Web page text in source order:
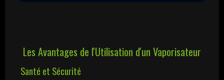
Les Avantages de l'Utilisation d'un Vaporisateur
Santé et Sécurité